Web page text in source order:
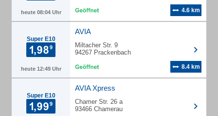
heute 08:04 Uhr 4.6 km
Super E10
heute 12:49 Uhr
AVIA
Miltacher Str. 9
94267 Prackenbach
8.4 km
Super E10
AVIA Xpress
Chamer Str. 26 a
93466 Chamerau